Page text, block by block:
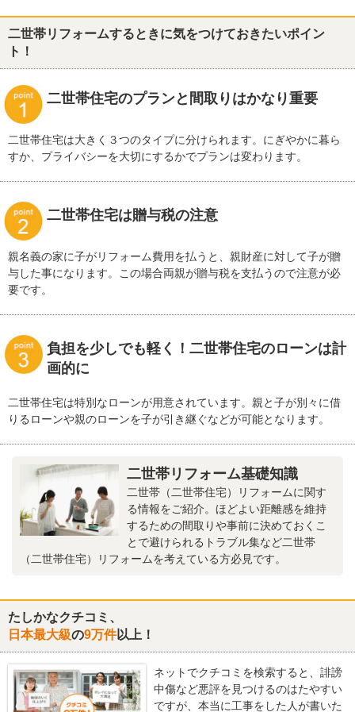
二世帯リフォームするときに気をつけておきたいポイン
ト！
二世帯住宅のプランと間取りはかなり重要
二世帯住宅は大きく３つのタイプに分けられます。にぎやかに暮ら
すか、プライバシーを大切にするかでプランは変わります。
二世帯住宅は贈与税の注意
親名義の家に子がリフォーム費用を払うと、親財産に対して子が贈
与した事になります。この場合両親が贈与税を支払うので注意が必
要です。
負担を少しでも軽く！二世帯住宅のローンは計
画的に
二世帯住宅は特別なローンが用意されています。親と子が別々に借
りるローンや親のローンを子が引き継ぐなどが可能となります。
二世帯リフォーム基礎知識
二世帯（二世帯住宅）リフォームに関す
る情報をご紹介。ほどよい距離感を維持
するための間取りや事前に決めておくこ
とで避けられるトラブル集など二世帯
（二世帯住宅）リフォームを考えている方必見です。
たしかなクチコミ、
日本最大級の9万件以上！
ネットでクチコミを検索すると、誹謗
中傷など悪評を見つけるのはたやすい
ですが、本当に工事をした人が書いた